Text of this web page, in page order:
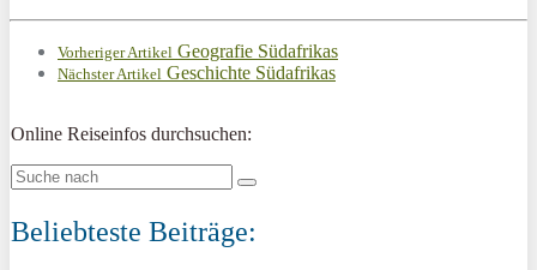
Vorheriger Artikel Geografie Südafrikas
Nächster Artikel Geschichte Südafrikas
Online Reiseinfos durchsuchen:
Beliebteste Beiträge: